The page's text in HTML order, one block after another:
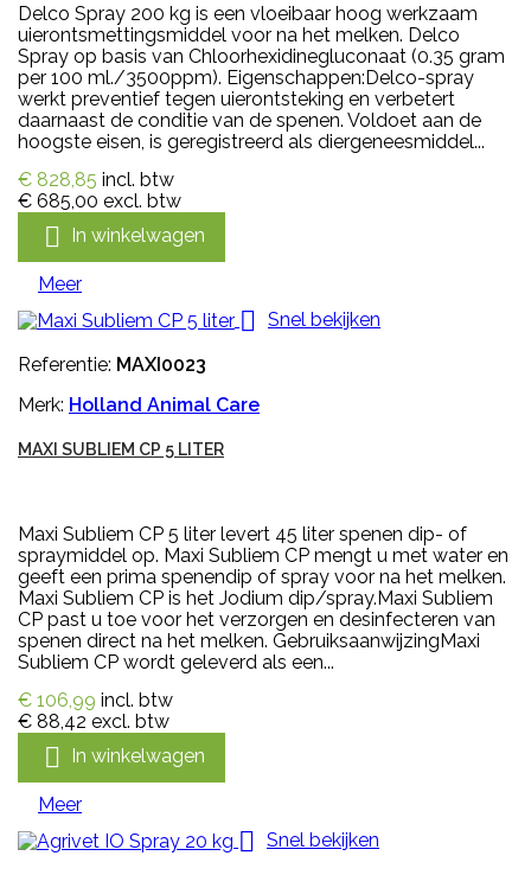
Delco Spray 200 kg is een vloeibaar hoog werkzaam
uierontsmettingsmiddel voor na het melken. Delco
Spray op basis van Chloorhexidinegluconaat (0.35 gram
per 100 ml./3500ppm). Eigenschappen:Delco-spray
werkt preventief tegen uierontsteking en verbetert
daarnaast de conditie van de spenen. Voldoet aan de
hoogste eisen, is geregistreerd als diergeneesmiddel...
€ 828,85 incl. btw
€ 685,00 excl. btw
 In winkelwagen
Meer
 Snel bekijken
Referentie: MAXI0023
Merk: Holland Animal Care
MAXI SUBLIEM CP 5 LITER
Maxi Subliem CP 5 liter levert 45 liter spenen dip- of
spraymiddel op. Maxi Subliem CP mengt u met water en
geeft een prima spenendip of spray voor na het melken.
Maxi Subliem CP is het Jodium dip/spray.Maxi Subliem
CP past u toe voor het verzorgen en desinfecteren van
spenen direct na het melken. GebruiksaanwijzingMaxi
Subliem CP wordt geleverd als een...
€ 106,99 incl. btw
€ 88,42 excl. btw
 In winkelwagen
Meer
 Snel bekijken